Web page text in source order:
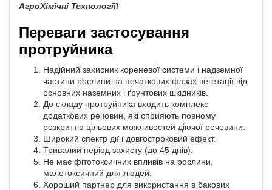
АгроХімічні Технології!
Переваги застосування
протруйника
Надійний захисник кореневої системи і надземної
частини рослини на початкових фазах вегетації від
основних наземних і ґрунтових шкідників.
До складу протруйника входить комплекс
додаткових речовин, які сприяють повному
розкриттю цільових можливостей діючої речовини.
Широкий спектр дії і довгостроковий ефект.
Тривалий період захисту (до 45 днів).
Не має фітотоксичних впливів на рослини,
малотоксичний для людей.
Хороший партнер для використання в бакових